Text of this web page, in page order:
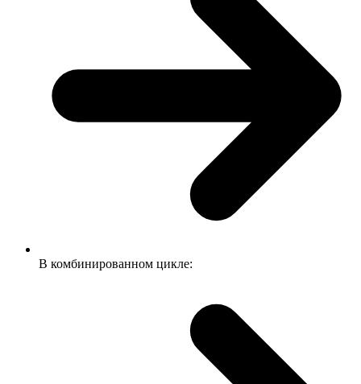
В комбинированном цикле: